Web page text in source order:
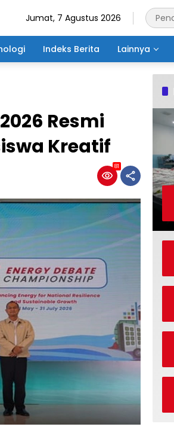
Jumat, 7 Agustus 2026
Indeks Berita Lainnya
Resmi
Kreatif
81